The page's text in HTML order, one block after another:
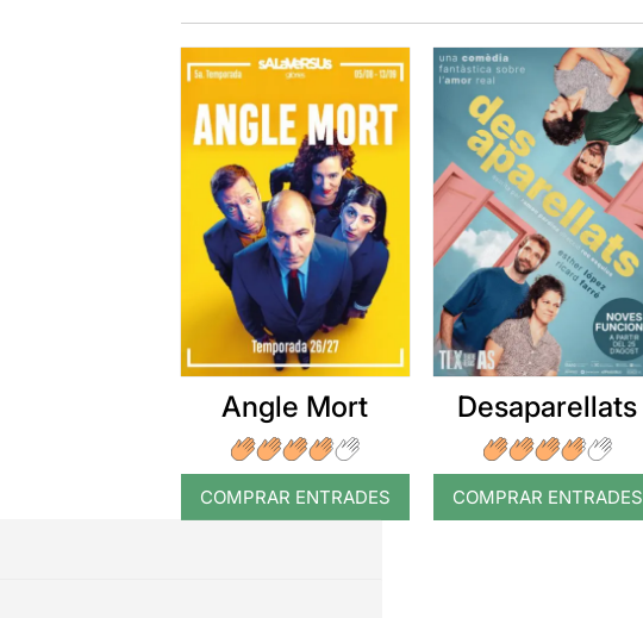
Angle Mort
COMPRAR ENTRADES
Desaparellats
COMPRAR ENTRADES